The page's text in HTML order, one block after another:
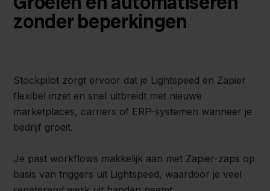
zonder beperkingen
Stockpilot zorgt ervoor dat je Lightspeed en Zapier
flexibel inzet en snel uitbreidt met nieuwe
marketplaces, carriers of ERP-systemen wanneer je
bedrijf groeit.
Je past workflows makkelijk aan met Zapier-zaps op
basis van triggers uit Lightspeed, waardoor je veel